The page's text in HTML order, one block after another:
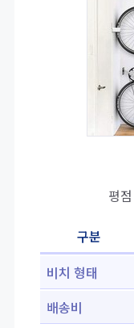
평
구분
비치 형태
배송비